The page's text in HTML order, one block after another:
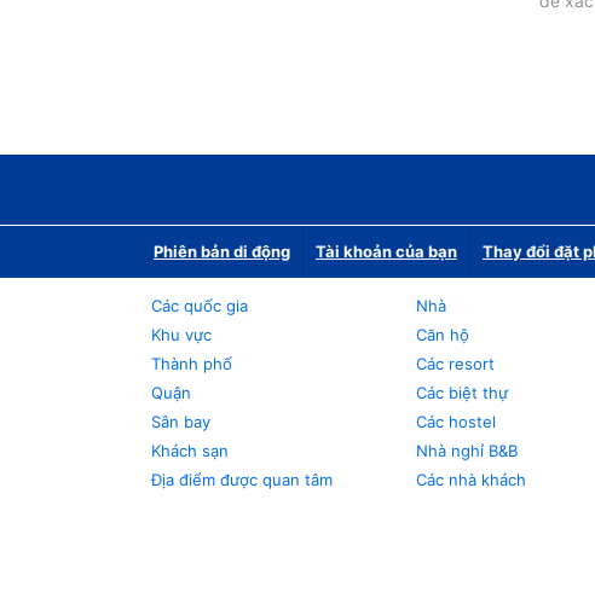
Phiên bản di động Tài khoản của bạn Thay đổi đặt
Các quốc gia
Khu vực
Thành phố
Quận
Sân bay
Khách sạn
Địa điểm được quan tâm
Nhà
Căn hộ
Các resort
Các biệt thự
Các hostel
Nhà nghỉ B&B
Các nhà khách